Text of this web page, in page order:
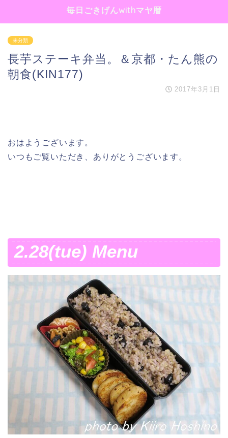
毎日ごきげんwithマヤ暦
未分類
長芋ステーキ弁当。＆京都・たん熊の
朝食(KIN177)
2017年3月1日
おはようございます。
いつもご覧いただき、ありがとうございます。
2.28(tue) Menu